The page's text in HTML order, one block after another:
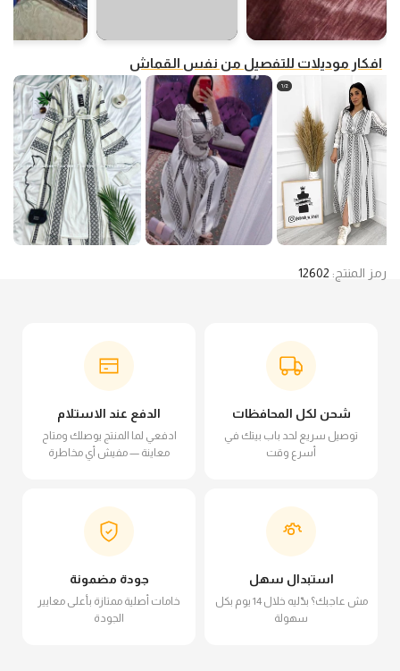
افكار موديلات للتفصيل من نفس القماش
رمز المنتج: 12602
شحن لكل المحافظات
توصيل سريع لحد باب بيتك في
أسرع وقت
الدفع عند الاستلام
ادفعي لما المنتج يوصلك ومتاح
معاينة — مفيش أي مخاطرة
استبدال سهل
مش عاجبك؟ بدّليه خلال 14 يوم بكل
سهولة
جودة مضمونة
خامات أصلية ممتازة بأعلى معايير
الجودة